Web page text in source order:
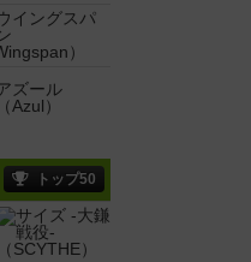
トップ50